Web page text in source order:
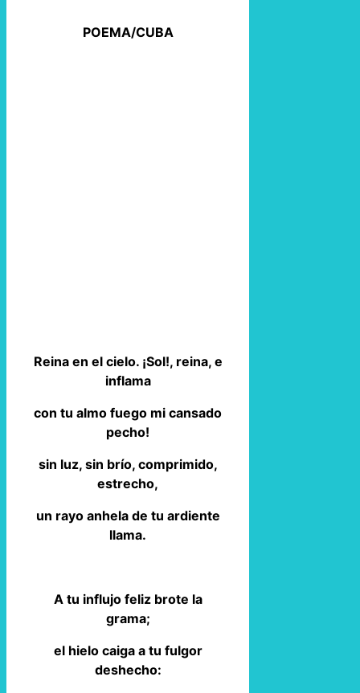
POEMA/CUBA
Reina en el cielo. ¡Sol!, reina, e
inflama
con tu almo fuego mi cansado
pecho!
sin luz, sin brío, comprimido,
estrecho,
un rayo anhela de tu ardiente
llama.
A tu influjo feliz brote la
grama;
el hielo caiga a tu fulgor
deshecho: